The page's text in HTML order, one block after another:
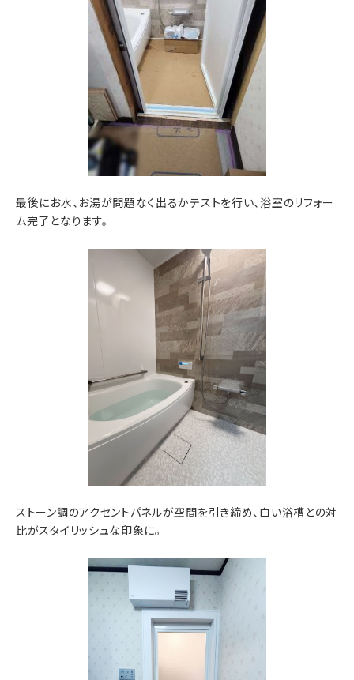
最後にお水、お湯が問題なく出るかテストを行い、浴室のリフォー
ム完了となります。
ストーン調のアクセントパネルが空間を引き締め、白い浴槽との対
比がスタイリッシュな印象に。